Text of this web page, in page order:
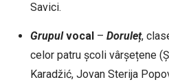
Savici.
Grupul vocal – Doruleț,
celor patru școli vârșețene
Karadžić, Jovan Sterija